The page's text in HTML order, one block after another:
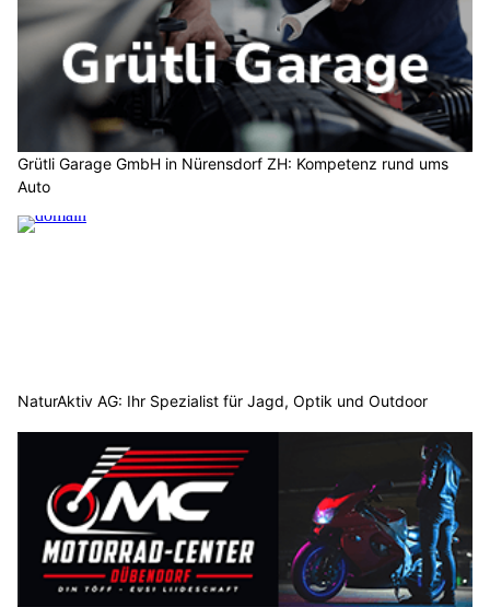
Grütli Garage GmbH in Nürensdorf ZH: Kompetenz rund ums
Auto
NaturAktiv AG: Ihr Spezialist für Jagd, Optik und Outdoor